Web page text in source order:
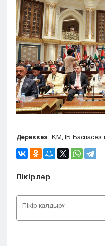
Дереккөз: ҚМДБ Баспасөз
Пікірлер